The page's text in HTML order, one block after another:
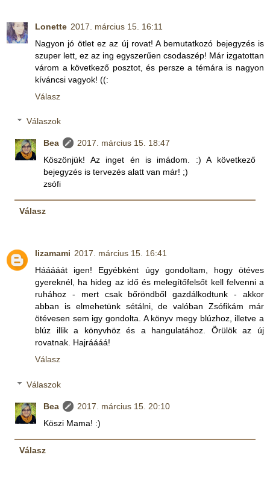
Lonette 2017. március 15. 16:11
Nagyon jó ötlet ez az új rovat! A bemutatkozó bejegyzés is
szuper lett, ez az ing egyszerűen csodaszép! Már izgatottan
várom a következő posztot, és persze a témára is nagyon
kíváncsi vagyok! ((:
Válasz
Válaszok
Bea
2017. március 15. 18:47
Köszönjük! Az inget én is imádom. :) A következő
bejegyzés is tervezés alatt van már! ;)
zsófi
Válasz
lizamami 2017. március 15. 16:41
Hááááát igen! Egyébként úgy gondoltam, hogy ötéves
gyereknél, ha hideg az idő és melegítőfelsőt kell felvenni a
ruhához - mert csak bőröndből gazdálkodtunk - akkor
abban is elmehetünk sétálni, de valóban Zsófikám már
ötévesen sem igy gondolta. A könyv megy blúzhoz, illetve a
blúz illik a könyvhöz és a hangulatához. Örülök az új
rovatnak. Hajráááá!
Válasz
Válaszok
Bea
2017. március 15. 20:10
Köszi Mama! :)
Válasz